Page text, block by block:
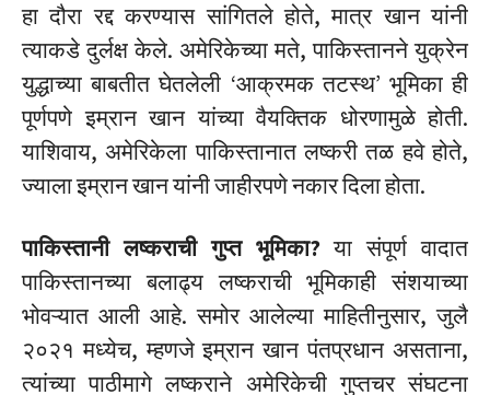
हा दौरा रद्द करण्यास सांगितले होते, मात्र खान यांनी
त्याकडे दुर्लक्ष केले. अमेरिकेच्या मते, पाकिस्तानने युक्रेन
युद्धाच्या बाबतीत घेतलेली ‘आक्रमक तटस्थ’ भूमिका ही
पूर्णपणे इम्रान खान यांच्या वैयक्तिक धोरणामुळे होती.
याशिवाय, अमेरिकेला पाकिस्तानात लष्करी तळ हवे होते,
ज्याला इम्रान खान यांनी जाहीरपणे नकार दिला होता.
पाकिस्तानी लष्कराची गुप्त भूमिका?या संपूर्ण वादात
पाकिस्तानच्या बलाढ्य लष्कराची भूमिकाही संशयाच्या
भोवऱ्यात आली आहे. समोर आलेल्या माहितीनुसार, जुलै
२०२१ मध्येच, म्हणजे इम्रान खान पंतप्रधान असताना,
त्यांच्या पाठीमागे लष्कराने अमेरिकेची गुप्तचर संघटना